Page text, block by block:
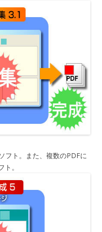
フト。また、複数のPDFに
。